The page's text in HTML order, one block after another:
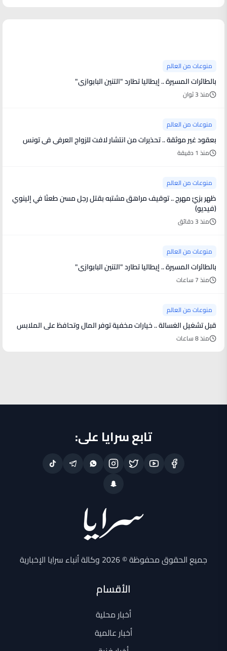
منوعات من العالم
بالطائرات المسيرة .. إيطاليا تطارد "التنين البابوازي"
منذ 3 ثوان
منوعات من العالم
بعقود غير موثقة .. تحذيرات من انتشار لافت للزواج العرفي في تونس
منذ 1 دقيقة
منوعات من العالم
ظهر بزيّ مهرج .. توقيف مراهق مشتبه بقتل رجل مسن طعنًا في إلينوي
(فيديو)
منذ 3 دقائق
منوعات من العالم
بالطائرات المسيرة .. إيطاليا تطارد "التنين البابوازي"
منذ 7 ساعات
منوعات من العالم
قبل تشغيل الغسالة .. خيارات مخفية توفر المال وتحافظ على الملابس
منذ 8 ساعات
تابع سرايا على:
جميع الحقوق محفوظة © 2026 وكالة أنباء سرايا الإخبارية
الأقسام
أخبار محلية
أخبار عالمية